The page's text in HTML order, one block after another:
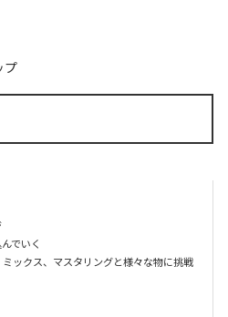
プ
でいく
ックス、マスタリングと様々な物に挑戦